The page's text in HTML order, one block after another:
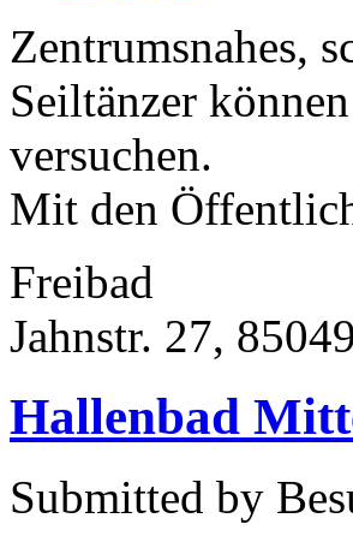
Zentrumsnahes,
Seiltänzer
versuchen.
Mit den
Freibad
Jahnstr. 27,
Hallenbad
Submitted by